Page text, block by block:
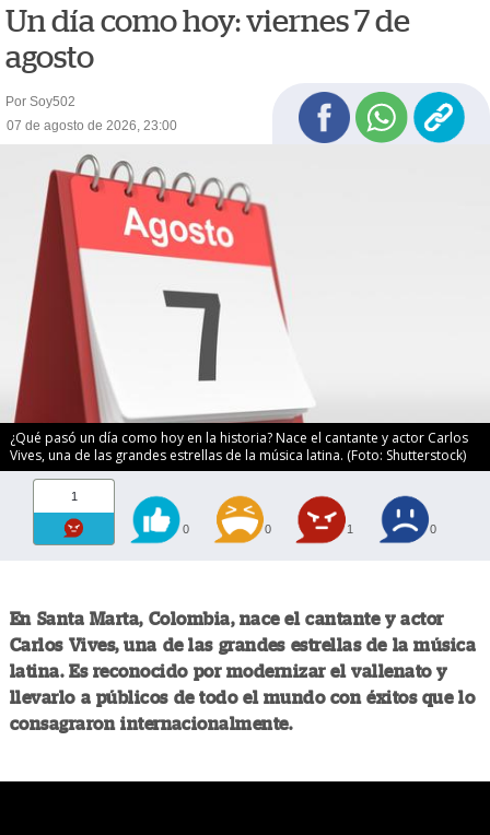
Un día como hoy: viernes 7 de
agosto
Por Soy502
07 de agosto de 2026, 23:00
¿Qué pasó un día como hoy en la historia? Nace el cantante y actor Carlos
Vives, una de las grandes estrellas de la música latina. (Foto: Shutterstock)
1
0 0 1 0
En Santa Marta, Colombia, nace el cantante y actor
Carlos Vives, una de las grandes estrellas de la música
latina. Es reconocido por modernizar el vallenato y
llevarlo a públicos de todo el mundo con éxitos que lo
consagraron internacionalmente.